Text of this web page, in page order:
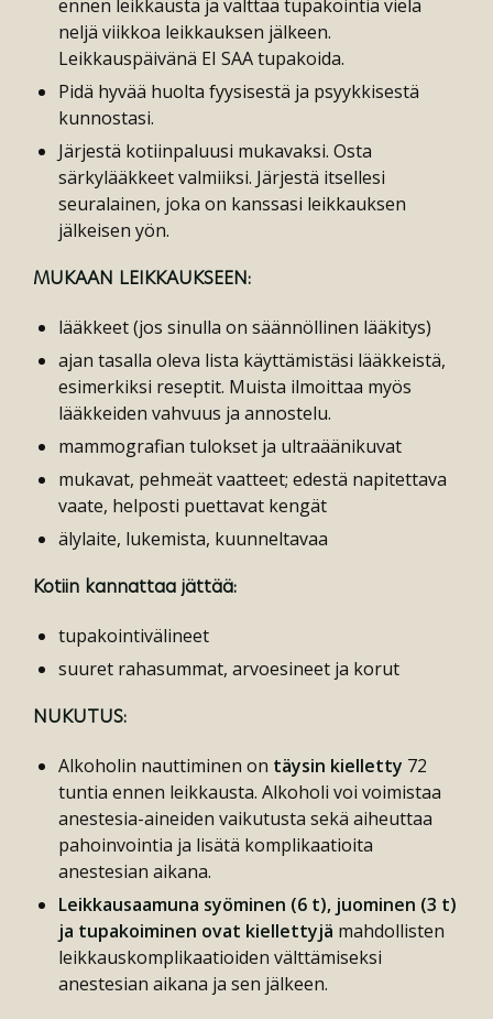
ennen leikkausta ja välttää tupakointia vielä
neljä viikkoa leikkauksen jälkeen.
Leikkauspäivänä EI SAA tupakoida.
Pidä hyvää huolta fyysisestä ja psyykkisestä
kunnostasi.
Järjestä kotiinpaluusi mukavaksi. Osta
särkylääkkeet valmiiksi. Järjestä itsellesi
seuralainen, joka on kanssasi leikkauksen
jälkeisen yön.
MUKAAN LEIKKAUKSEEN:
lääkkeet (jos sinulla on säännöllinen lääkitys)
ajan tasalla oleva lista käyttämistäsi lääkkeistä,
esimerkiksi reseptit. Muista ilmoittaa myös
lääkkeiden vahvuus ja annostelu.
mammografian tulokset ja ultraäänikuvat
mukavat, pehmeät vaatteet; edestä napitettava
vaate, helposti puettavat kengät
älylaite, lukemista, kuunneltavaa
Kotiin kannattaa jättää:
tupakointivälineet
suuret rahasummat, arvoesineet ja korut
NUKUTUS:
Alkoholin nauttiminen on täysin kielletty 72
tuntia ennen leikkausta. Alkoholi voi voimistaa
anestesia-aineiden vaikutusta sekä aiheuttaa
pahoinvointia ja lisätä komplikaatioita
anestesian aikana.
Leikkausaamuna syöminen (6 t), juominen (3 t)
ja tupakoiminen ovat kiellettyjä mahdollisten
leikkauskomplikaatioiden välttämiseksi
anestesian aikana ja sen jälkeen.